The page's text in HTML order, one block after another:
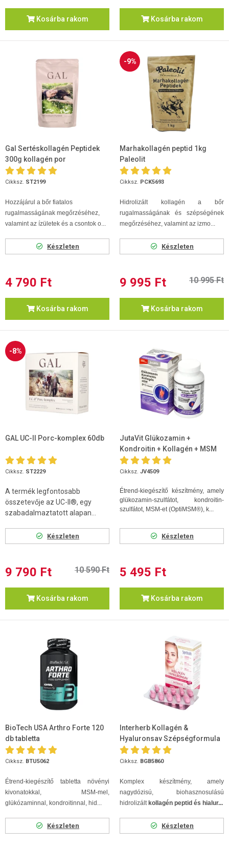
Kosárba rakom Kosárba rakom
Gal Sertéskollagén Peptidek
300g kollagén por
Cikksz. ST2199
Hozzájárul a bőr fiatalos
rugalmasságának megőrzéséhez,
valamint az ízületek és a csontok o...
Készleten
4 790 Ft
Kosárba rakom
-9%
Marhakollagén peptid 1kg
Paleolit
Cikksz. PCK5693
Hidrolizált kollagén a bőr
rugalmasságának és szépségének
megőrzéséhez, valamint az izmo...
Készleten
9 995 Ft 10 995 Ft
Kosárba rakom
-8%
GAL UC-II Porc-komplex 60db
Cikksz. ST2229
A termék legfontosabb
összetevője az UC-II®, egy
szabadalmaztatott alapan...
Készleten
9 790 Ft 10 590 Ft
Kosárba rakom
JutaVit Glükozamin +
Kondroitin + Kollagén + MSM
D+C vitamin 120db tabletta
Cikksz. JV4509
Étrend-kiegészítő készítmény, amely
glükozamin-szulfátot, kondroitin-
szulfátot, MSM-et (OptiMSM®), k...
Készleten
5 495 Ft
Kosárba rakom
BioTech USA Arthro Forte 120
db tabletta
Cikksz. BTU5062
Étrend-kiegészítő tabletta növényi
kivonatokkal, MSM-mel,
glükózaminnal, kondroitinnal, hid...
Készleten
Interherb Kollagén &
Hyaluronsav Szépségformula
INTENSE tabletta 30db
Cikksz. BGB5860
Komplex készítmény, amely
nagydózisú, biohasznosulású
hidrolizált kollagén peptid és hialur...
Készleten